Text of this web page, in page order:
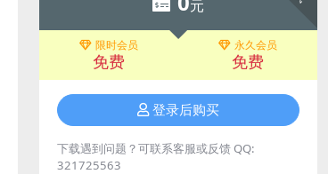
元
限时会员
免费
永久会员
免费
登录后购买
下载遇到问题？可联系客服或反馈 QQ:
321725563